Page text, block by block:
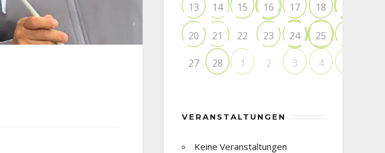
13 14 15 16 17 18
20 21 22 23 24 25
27 28 1 2 3 4
VERANSTALTUNGEN
Keine Veranstaltungen